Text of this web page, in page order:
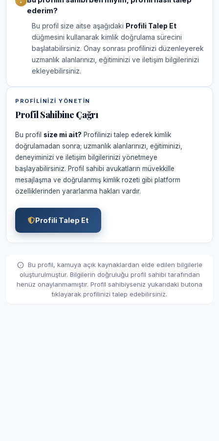
ederim?
Bu profil size aitse aşağıdaki Profili Talep Et
düğmesini kullanarak kimlik doğrulama sürecini
başlatabilirsiniz. Onay sonrası profilinizi düzenleyerek
uzmanlık alanlarınızı, eğitiminizi ve iletişim bilgilerinizi
ekleyebilirsiniz.
PROFILINIZI YÖNETIN
Profil Sahibine Çağrı
Bu profil size mi ait? Profilinizi talep ederek kimlik
doğrulamadan sonra; uzmanlık alanlarınızı, eğitiminizi,
deneyiminizi ve iletişim bilgilerinizi yönetmeye
başlayabilirsiniz. Profil sahibi avukatların müvekkille
mesajlaşma ve doğrulanmış kimlik rozeti gibi platform
özelliklerinden yararlanma hakları vardır.
Profili Talep Et
Bu profil, kamuya açık kaynaklardan elde edilen bilgilerle
oluşturulmuştur. Bilgilerin doğruluğu profil sahibi tarafından
henüz onaylanmamıştır. Profil sahibiyseniz yukarıdaki butona
tıklayarak profilinizi talep edebilirsiniz.